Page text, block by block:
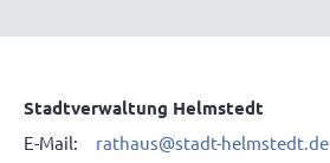
Stadtverwaltung Helmstedt
E-Mail: rathaus@stadt-helmstedt.de